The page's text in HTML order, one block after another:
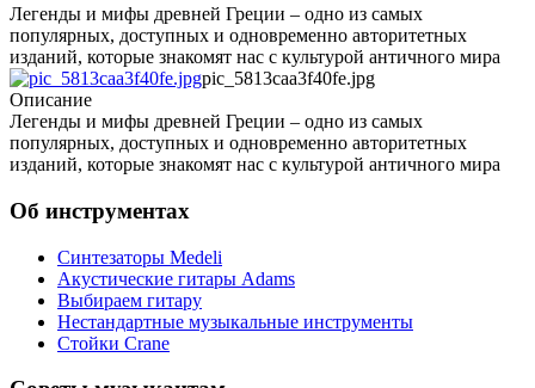
Легенды и мифы древней Греции – одно из самых
популярных, доступных и одновременно авторитетных
изданий, которые знакомят нас с культурой античного мира
pic_5813caa3f40fe.jpg
Описание
Легенды и мифы древней Греции – одно из самых
популярных, доступных и одновременно авторитетных
изданий, которые знакомят нас с культурой античного мира
Об инструментах
Синтезаторы Мedeli
Акустические гитары Adams
Выбираем гитару
Нестандартные музыкальные инструменты
Стойки Crane